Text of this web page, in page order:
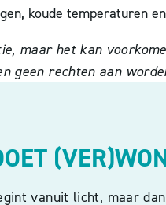
koude temperaturen
maar het kan
geen rechten aan
vanuit licht, maar